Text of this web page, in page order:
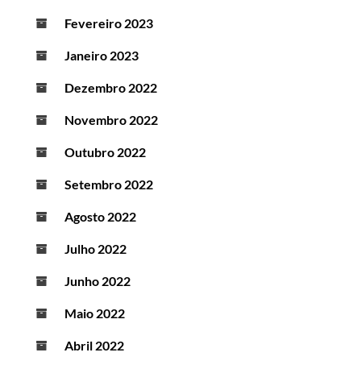
Fevereiro 2023
Janeiro 2023
Dezembro 2022
Novembro 2022
Outubro 2022
Setembro 2022
Agosto 2022
Julho 2022
Junho 2022
Maio 2022
Abril 2022